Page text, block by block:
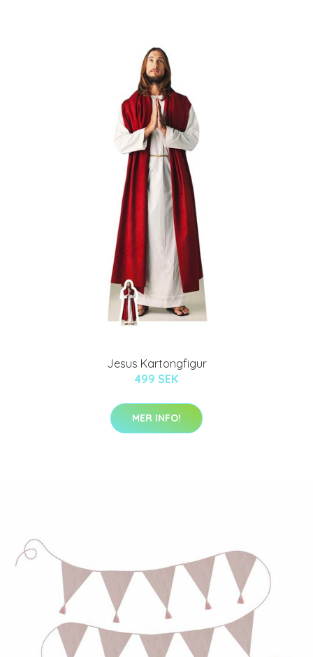
Jesus Kartongfigur
499 SEK
MER INFO!